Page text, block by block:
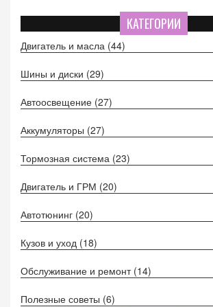
как отличить безопасный апгрейд от
проекта. Дам советы, чтобы тюнинг
радость, а не проблемы.
КАТЕГОРИИ
Двигатель и масла (44)
Шины и диски (29)
Автоосвещение (27)
Аккумуляторы (27)
Тормозная система (23)
Двигатель и ГРМ (20)
Автотюнинг (20)
Кузов и уход (18)
Обслуживание и ремонт (14)
Полезные советы (6)